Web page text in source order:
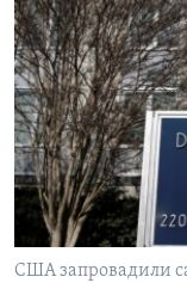
СУСПІЛЬСТВО
ЕКОНОМІКА
ІСТОРІЇ УСПІХУ
ТЕЛЕПРОГРАМИ
ЧАС-TIME
БРИФІНГ
СТУДІЯ
ВІКНО В
ПРАЙМ-ТАЙМ
ENGLISH
Learning English
МИ В СОЦМЕРЕЖАХ
США запровадили